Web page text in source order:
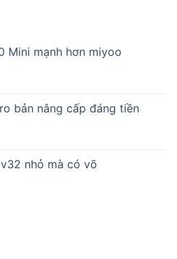
Mini mạnh hơn miyoo
bản nâng cấp đáng tiền
nhỏ mà có võ